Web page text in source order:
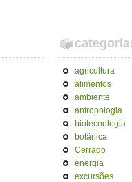
agricultura
alimentos
ambiente
antropologia
biotecnologia
botânica
Cerrado
energia
excursões